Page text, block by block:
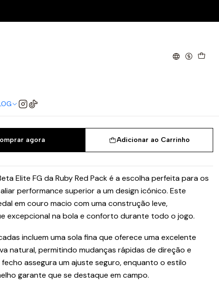
Red Pack
Neo IV Beta Elite FG - Ruby
42 42.5
Adicionar ao Carrinho
agora
Elite FG da Ruby Red Pack é a escolha perfeita para os
performance superior a um design icónico. Este
em couro macio com uma construção leve,
excepcional na bola e conforto durante todo o jogo.
incluem uma sola fina que oferece uma excelente
natural, permitindo mudanças rápidas de direção e
assegura um ajuste seguro, enquanto o estilo
garante que se destaque em campo.